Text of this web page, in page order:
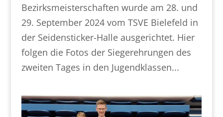
Bezirksmeisterschaften wurde am 28. und
29. September 2024 vom TSVE Bielefeld in
der Seidensticker-Halle ausgerichtet. Hier
folgen die Fotos der Siegerehrungen des
zweiten Tages in den Jugendklassen...